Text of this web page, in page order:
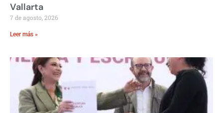
Vallarta
7 de agosto, 2026
Leer más »